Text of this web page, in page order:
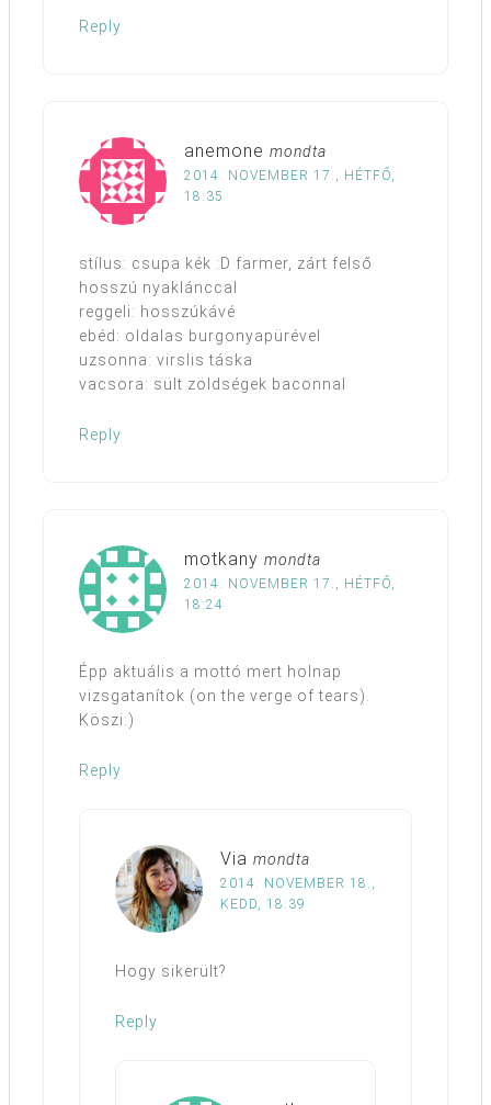
Reply
anemone mondta
2014. NOVEMBER 17., HÉTFŐ,
18:35
stílus: csupa kék :D farmer, zárt felső
hosszú nyaklánccal
reggeli: hosszúkávé
ebéd: oldalas burgonyapürével
uzsonna: virslis táska
vacsora: sült zöldségek baconnal
Reply
motkany mondta
2014. NOVEMBER 17., HÉTFŐ,
18:24
Épp aktuális a mottó mert holnap
vizsgatanítok (on the verge of tears).
Köszi:)
Reply
Via mondta
2014. NOVEMBER 18.,
KEDD, 18:39
Hogy sikerült?
Reply